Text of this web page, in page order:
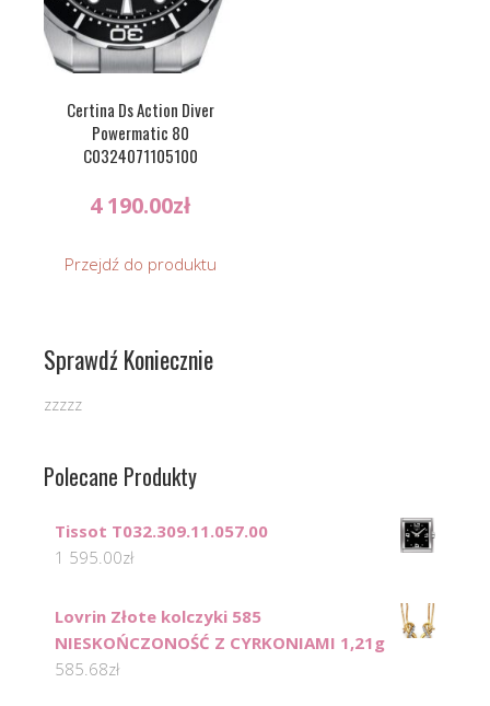
Certina Ds Action Diver
Powermatic 80
C0324071105100
4 190.00zł
Przejdź do produktu
Sprawdź Koniecznie
zzzzz
Polecane Produkty
Tissot T032.309.11.057.00
1 595.00zł
Lovrin Złote kolczyki 585
NIESKOŃCZONOŚĆ Z CYRKONIAMI 1,21g
585.68zł